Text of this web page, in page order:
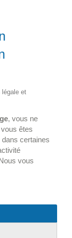
légale et
, vous ne
êtes
dans certaines
vous